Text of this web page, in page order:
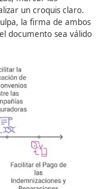
y la asistencia
a convenios de
para los daños
la Declaración
facilitar siempre al